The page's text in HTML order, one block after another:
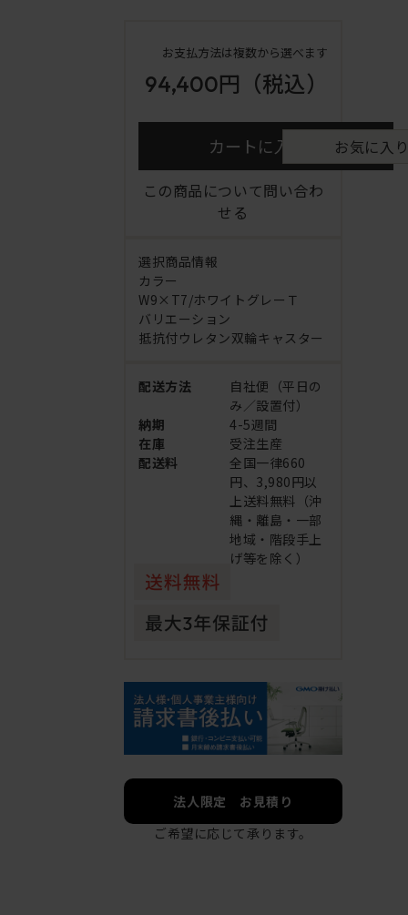
お支払方法は複数から選べます
94,400円 （税込）
カートに入れる お気に入
この商品について問い合わ
せる
選択商品情報
カラー
W9×T7/ホワイトグレーＴ
バリエーション
抵抗付ウレタン双輪キャスター
配送方法
自社便（平日の
み／設置付）
納期
4-5週間
在庫
受注生産
配送料
全国一律660
円、3,980円以
上送料無料（沖
縄・離島・一部
地域・階段手上
げ等を除く）
法人限定 お見積り
ご希望に応じて承ります。